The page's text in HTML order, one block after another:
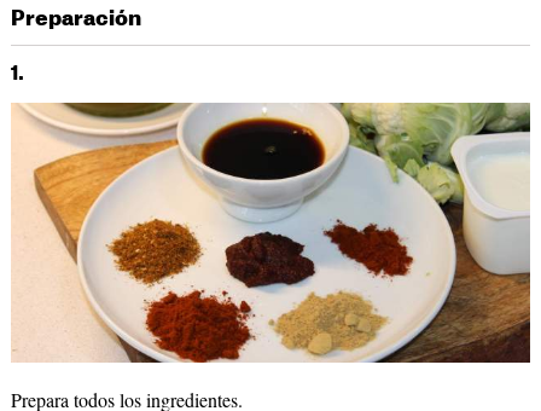
Preparación
1.
Prepara todos los ingredientes.